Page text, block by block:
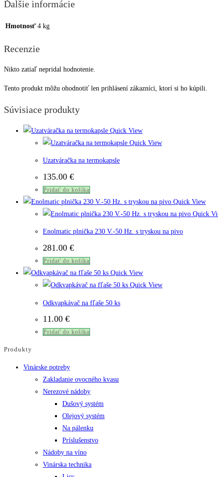
Ďalšie informácie
Hmotnosť 4 kg
Recenzie
Nikto zatiaľ nepridal hodnotenie.
Tento produkt môžu ohodnotiť len prihlásení zákazníci, ktorí si ho kúpili.
Súvisiace produkty
Quick View
Quick View
Uzatváračka na termokapsle
135.00 €
Pridať do košíka
Quick View
Quick
Enolmatic plnička 230 V.-50 Hz. s tryskou na pivo
281.00 €
Pridať do košíka
Quick View
Quick View
Odkvapkávač na fľaše 50 ks
11.00 €
Pridať do košíka
Produkty
Vinárske potreby
Zakladanie ovocného kvasu
Nerezové nádoby
Dušový systém
Olejový systém
Na pálenku
Príslušenstvo
Nádoby na víno
Vinárska technika